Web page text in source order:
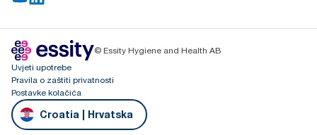
© Essity Hygiene and Health AB
Uvjeti upotrebe
Pravila o zaštiti privatnosti
Postavke kolačića
Croatia | Hrvatska